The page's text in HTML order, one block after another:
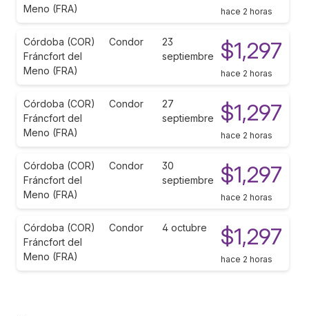
Meno (FRA) hace 2 horas
Córdoba (COR)
Fráncfort del
Meno (FRA)
Condor
23
septiembre
$1,297
hace 2 horas
Córdoba (COR)
Fráncfort del
Meno (FRA)
Condor
27
septiembre
$1,297
hace 2 horas
Córdoba (COR)
Fráncfort del
Meno (FRA)
Condor
30
septiembre
$1,297
hace 2 horas
Córdoba (COR)
Fráncfort del
Meno (FRA)
Condor 4 octubre $1,297
hace 2 horas